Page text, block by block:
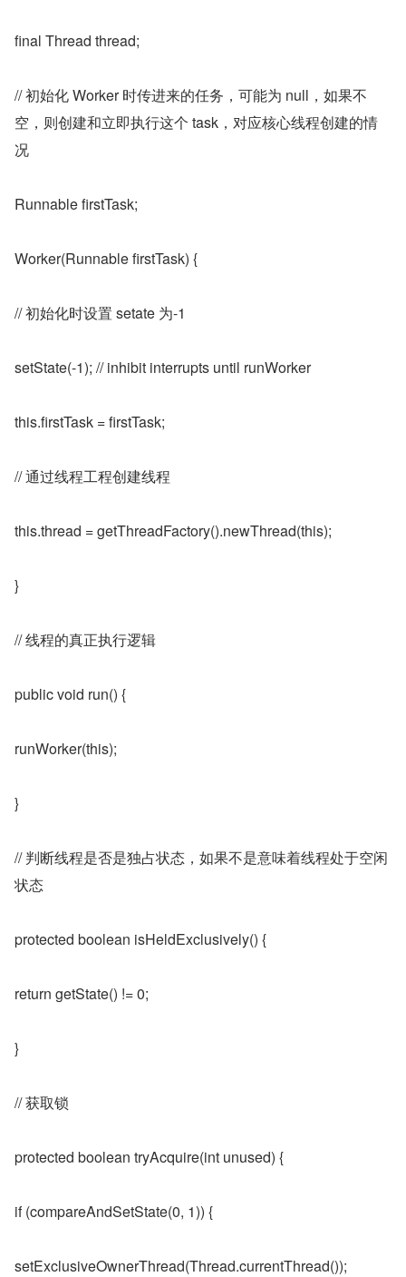
final Thread thread;
// 初始化 Worker 时传进来的任务，可能为 null，如果不
空，则创建和立即执行这个 task，对应核心线程创建的情
况
Runnable firstTask;
Worker(Runnable firstTask) {
// 初始化时设置 setate 为-1
setState(-1); // inhibit interrupts until runWorker
this.firstTask = firstTask;
// 通过线程工程创建线程
this.thread = getThreadFactory().newThread(this);
}
// 线程的真正执行逻辑
public void run() {
runWorker(this);
}
// 判断线程是否是独占状态，如果不是意味着线程处于空闲
状态
protected boolean isHeldExclusively() {
return getState() != 0;
}
// 获取锁
protected boolean tryAcquire(int unused) {
if (compareAndSetState(0, 1)) {
setExclusiveOwnerThread(Thread.currentThread());